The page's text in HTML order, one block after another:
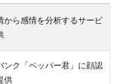
から感情を分析するサービ
ンク「ペッパー君」に顔認
供